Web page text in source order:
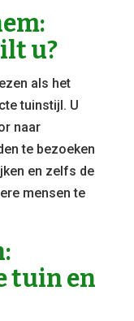
u?
als het
tuinstijl. U
naar
te bezoeken
en zelfs de
mensen te
tuin en